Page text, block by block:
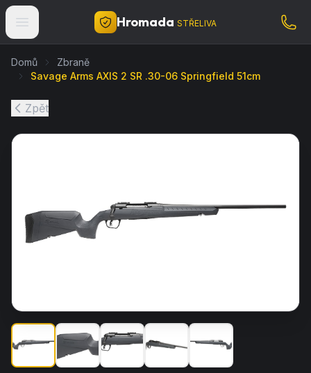
Hromada STŘELIVA
Domů
Zbraně
Savage Arms AXIS 2 SR .30-06 Springfield 51cm
Zpět